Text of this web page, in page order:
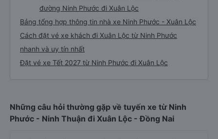
đường Ninh Phước đi Xuân Lộc
Bảng tổng hợp thông tin nhà xe Ninh Phước - Xuân Lộc
Cách đặt vé xe khách đi Xuân Lộc từ Ninh Phước
nhanh và uy tín nhất
Đặt vé xe Tết 2027 từ Ninh Phước đi Xuân Lộc
Những câu hỏi thường gặp về tuyến xe từ Ninh
Phước - Ninh Thuận đi Xuân Lộc - Đồng Nai